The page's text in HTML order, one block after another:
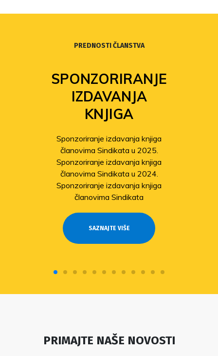
PREDNOSTI ČLANSTVA
SPONZORIRANJE
IZDAVANJA
KNJIGA
Sponzoriranje izdavanja knjiga
članovima Sindikata u 2025.
Sponzoriranje izdavanja knjiga
članovima Sindikata u 2024.
Sponzoriranje izdavanja knjiga
članovima Sindikata
SAZNAJTE VIŠE
PRIMAJTE NAŠE NOVOSTI